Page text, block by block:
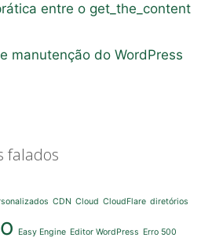
entre o get_the_content
manutenção do WordPress
falados
CDN Cloud CloudFlare diretórios
Easy Engine Editor WordPress Erro 500